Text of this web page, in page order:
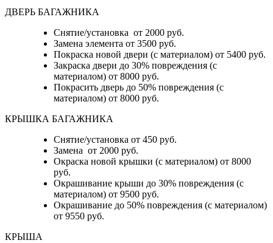
ДВЕРЬ БАГАЖНИКА
Снятие/установка от 2000 руб.
Замена элемента от 3500 руб.
Покраска новой двери (с материалом) от 5400 руб.
Закраска двери до 30% повреждения (с
материалом) от 8000 руб.
Покрасить дверь до 50% повреждения (с
материалом) от 8000 руб.
КРЫШКА БАГАЖНИКА
Снятие/установка от 450 руб.
Замена от 2000 руб.
Окраска новой крышки (с материалом) от 8000
руб.
Окрашивание крыши до 30% повреждения (с
материалом) от 9500 руб.
Окрашивание до 50% повреждения (с материалом)
от 9550 руб.
КРЫША